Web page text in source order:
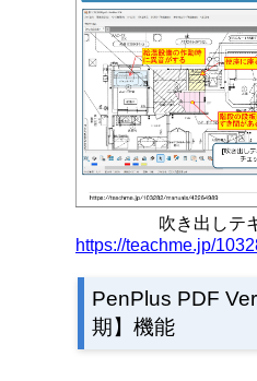
吹き出しテ
https://teachme.jp/
PenPlus PDF
期】機能